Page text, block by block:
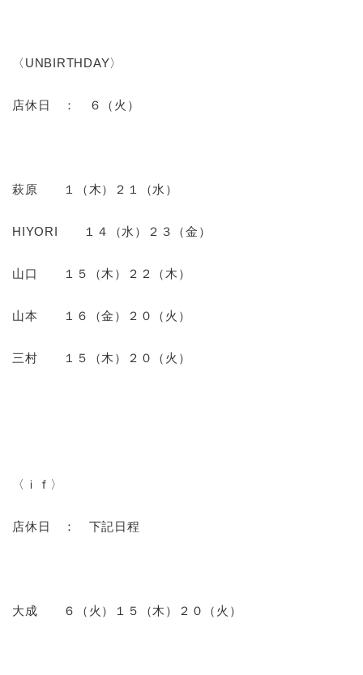
〈UNBIRTHDAY〉
店休日 ： ６（火）
萩原 １ （木）２１（水）
HIYORI １４ （水）２３（金 ）
山口 １５（木）２２（木）
山本 １６（金 ）２０（火）
三村 １５ （木）２０ （火）
〈ｉｆ〉
店休日 ： 下記日程
大成 ６ （火）１５ （木）２０（火）